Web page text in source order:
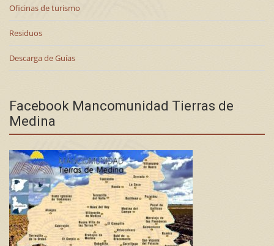
Oficinas de turismo
Residuos
Descarga de Guías
Facebook Mancomunidad Tierras de
Medina